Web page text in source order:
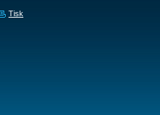
Tisk